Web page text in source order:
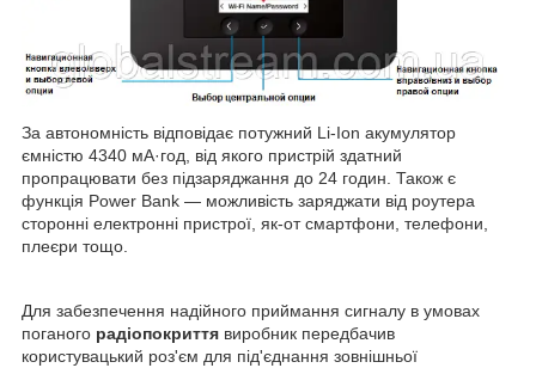
За автономність відповідає потужний Li-Ion акумулятор
ємністю 4340 мА·год, від якого пристрій здатний
пропрацювати без підзаряджання до 24 годин. Також є
функція Power Bank — можливість заряджати від роутера
сторонні електронні пристрої, як-от смартфони, телефони,
плеєри тощо.
Для забезпечення надійного приймання сигналу в умовах
поганого радіопокриття виробник передбачив
користувацький роз'єм для під'єднання зовнішньої